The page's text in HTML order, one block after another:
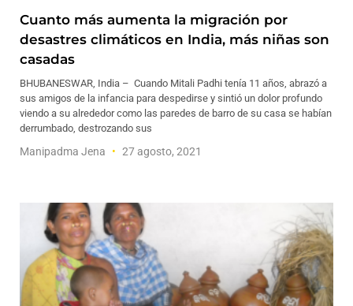
Cuanto más aumenta la migración por
desastres climáticos en India, más niñas son
casadas
BHUBANESWAR, India – Cuando Mitali Padhi tenía 11 años, abrazó a
sus amigos de la infancia para despedirse y sintió un dolor profundo
viendo a su alrededor como las paredes de barro de su casa se habían
derrumbado, destrozando sus
Manipadma Jena 27 agosto, 2021